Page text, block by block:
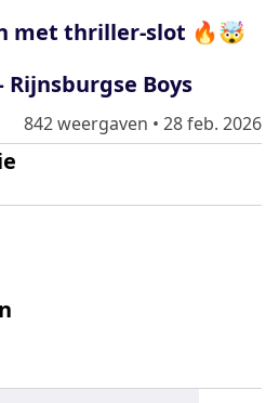
met thriller-slot 🔥🤯
Rijnsburgse Boys
842 weergaven • 28 feb. 2026